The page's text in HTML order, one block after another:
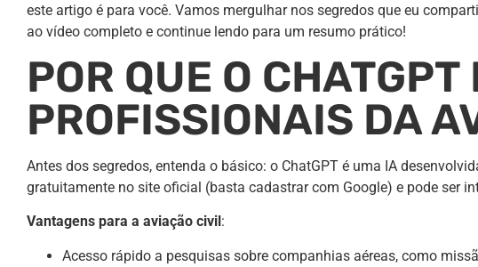
este artigo é para você. Vamos mergulhar nos segredos que eu
ao vídeo completo e continue lendo para um resumo prático!
POR QUE O
PROFISSIONAIS DA
Antes dos segredos, entenda o básico: o ChatGPT é uma IA
gratuitamente no site oficial (basta cadastrar com Google) e pode ser
Vantagens para a aviação civil :
Acesso rápido a pesquisas sobre companhias aéreas, como